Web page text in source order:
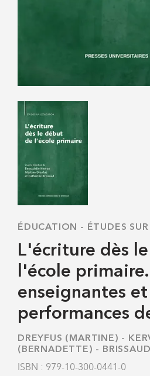
ÉDUCATION - ÉTUDES
L'écriture dès
l'école
enseignantes et
performances
DREYFUS (MARTINE) -
(BERNADETTE) -
ISBN : 979-10-300-0441-0